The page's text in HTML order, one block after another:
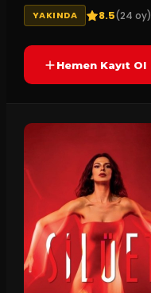
YAKINDA 8.5(24 oy)
Hemen Kayıt Ol